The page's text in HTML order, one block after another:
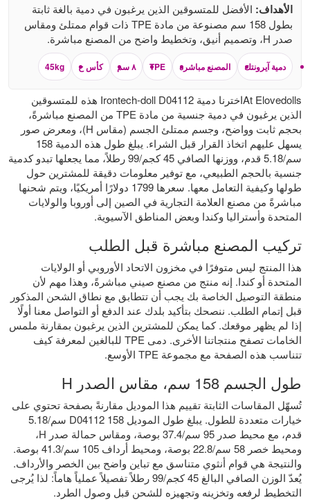
الأهداف: الأفضل للمتسوقين الذين يرغبون في دمية بالغة ثابتة
بطول 158 سم مصنوعة من مادة TPE ذات قوام ممتلئ ومقاس
صدر H، وتصميم أنيق، وتخطيط واضح من المصنع مباشرة.
دمية آيرونتك المصنع مباشرة TPE ٨ سم كأس ح 45kg
At Elovedollsاخترنا دمية Irontech-doll D04112 هذه للمتسوقين
الذين يرغبون في دمية جنسية من مادة TPE من المصنع مباشرةً،
بحجم ثابت وواضح، وجسم ممتلئ الجسم (مقاس H)، ومعرض صور
يسهل عليهم اتخاذ القرار قبل الشراء. يبلغ طول هذه الدمية 158
سم/5.18 قدم، ووزنها الصافي 45 كجم/99 رطلاً، مما يجعلها تبدو كدمية
جنسية بالحجم الطبيعي، مع توفير معلومات دقيقة للمشترين حول
طولها وكيفية التعامل معها. سعرها 1799 دولارًا أمريكيًا، ويتم شحنها
مباشرةً من مصنع العلامة التجارية في الصين إلى أوروبا والولايات
المتحدة وأستراليا وكندا وبعض المناطق الآسيوية.
تركيب المصنع مباشرة قبل الطلب
هذا المنتج ليس متوفرًا في مخزون الاتحاد الأوروبي أو الولايات
المتحدة أو كندا. إنه منتج من مصنع صيني مباشرةً، وهذا مهم لأن
منطقة التوصيل الخاصة بك يجب أن تتطابق مع نطاق الشحن المذكور
قبل إتمام الطلب. ننصحك بتأكيد بلدك عند الدفع أو التواصل معنا أولًا
إذا لم يظهر موقعك. كما يمكن للمشترين الذين يرغبون بمقارنة ملمس
الخامات تصفح منتجاتنا الأخرى. دمى TPE للبالغين
لمعرفة كيف
تتناسب هذه الصفحة مع مجموعة TPE الأوسع.
طول الجسم 158 سم، مقاس الصدر H
تُسهّل المقاسات الثابتة تقييم هذا الموديل مقارنةً بصفحة تحتوي على
خيارات متعددة للطول. يبلغ طول الموديل D04112 158 سم/5.18
قدم، مع محيط صدر 95 سم/37.4 بوصة، ومقاس حمالة صدر H،
ومحيط خصر 58 سم/22.8 بوصة، ومحيط أرداف 105 سم/41.3 بوصة.
والنتيجة هي قوام أنثوي متناسق مع تباين واضح بين الخصر والأرداف.
يُعدّ الوزن الصافي البالغ 45 كجم/99 رطلاً تفصيلاً عملياً هاماً: لذا يُرجى
التخطيط لرفعه وتخزينه وتجهيزه للشحن قبل وصول الطرد.